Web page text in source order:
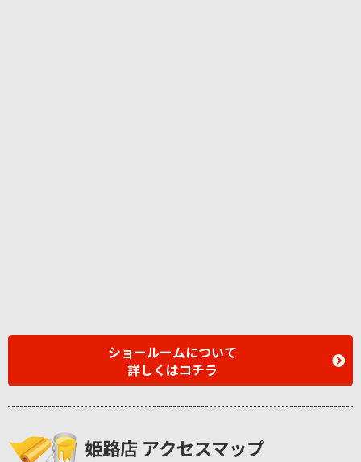
ショールームについて
詳しくはコチラ
姫路店 アクセスマップ